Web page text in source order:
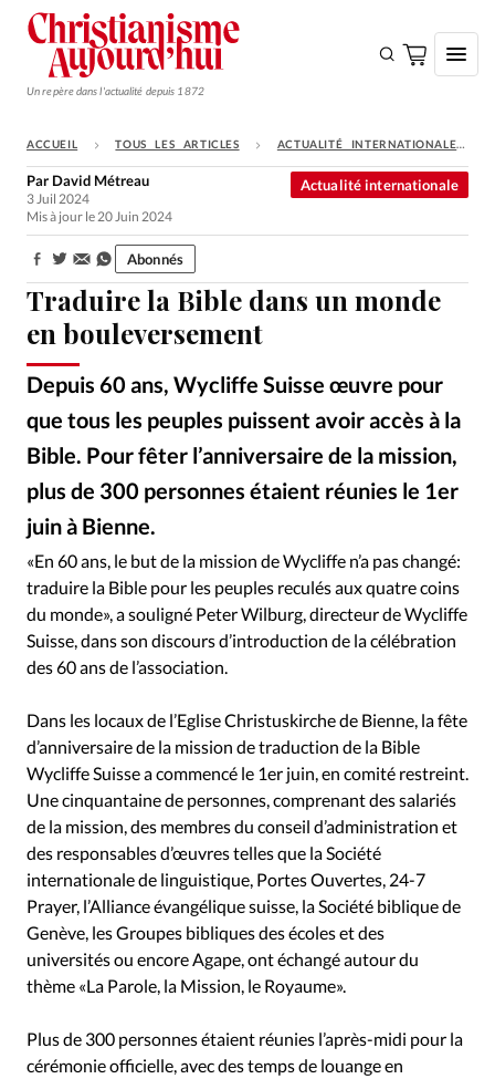
Un repère dans l'actualité depuis 1872
S'ABONNER
Monde
Opinions
Tous les articles
Faire un don
Emploi
Se connecter
Édition: Internationale
Devise:CHF
RUBRIQUES
Tous les articles
Actualité chrétienne
Actualité internationale
Chronique
Culture
Dossier
Eglises Foi
Société
Tour du monde des Eglises
Trait d'Ixène
Vécu
Vie Intérieure
ACCUEIL TOUS LES ARTICLES ACTUALITÉ INTERNATIONALE
Traduire la Bible dans un monde
en bouleversement
Depuis 60 ans, Wycliffe Suisse œuvre pour
que tous les peuples puissent avoir accès à la
Bible. Pour fêter l’anniversaire de la mission,
plus de 300 personnes étaient réunies le 1er
juin à Bienne.
Actualité internationale
Par David Métreau
3 Juil 2024
Mis à jour le 20 Juin 2024
Partager: Abonnés
©De gauche à droite: Trois membres du comité de Wycliffe Suisse - Valérie Wanzenried, Urs Stingelin, Noël Faton - et trois missionnaires et membres historiques de la mission - John Maire, David Zimmermann, Paul Meier, devant six bougies pour six décennies d’engagement.
«En 60 ans, le but de la mission de Wycliffe n’a pas changé:
traduire la Bible pour les peuples reculés aux quatre coins
du monde», a souligné Peter Wilburg, directeur de Wycliffe
Suisse, dans son discours d’introduction de la célébration
des 60 ans de l’association.
Dans les locaux de l’Eglise Christuskirche de Bienne, la fête
d’anniversaire de la mission de traduction de la Bible
Wycliffe Suisse a commencé le 1er juin, en comité restreint.
Une cinquantaine de personnes, comprenant des salariés
de la mission, des membres du conseil d’administration et
des responsables d’œuvres telles que la Société
internationale de linguistique, Portes Ouvertes, 24-7
Prayer, l’Alliance évangélique suisse, la Société biblique de
Genève, les Groupes bibliques des écoles et des
universités ou encore Agape, ont échangé autour du
thème «La Parole, la Mission, le Royaume».
Plus de 300 personnes étaient réunies l’après-midi pour la
cérémonie officielle, avec des temps de louange en